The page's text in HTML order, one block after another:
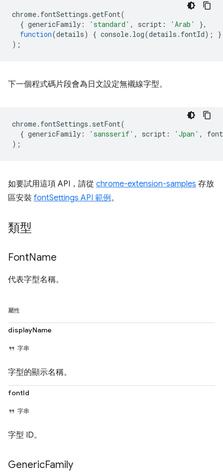
chrome. fontSettings .getFont(
{ genericFamily : 'standard' , script : 'Arab'
},
function(details) { console. log(details . fontId);
}
);
下一個程式碼片段會為日文設定無襯線字型。
chrome. fontSettings . setFont(
{ genericFamily : 'sansserif' , script : 'Jpan' ,
);
如要試用這項 API，請從 chrome-extension-samples 存放
區安裝 fontSettings API 範例。
類型
FontName
代表字型名稱。
屬性
displayName
字串
字型的顯示名稱。
fontId
字串
字型 ID。
GenericFamily